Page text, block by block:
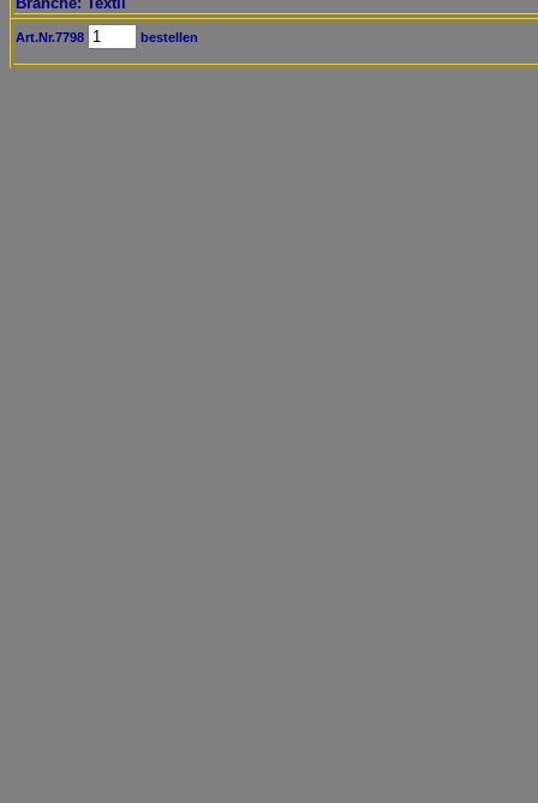
Art.Nr.7798 bestellen